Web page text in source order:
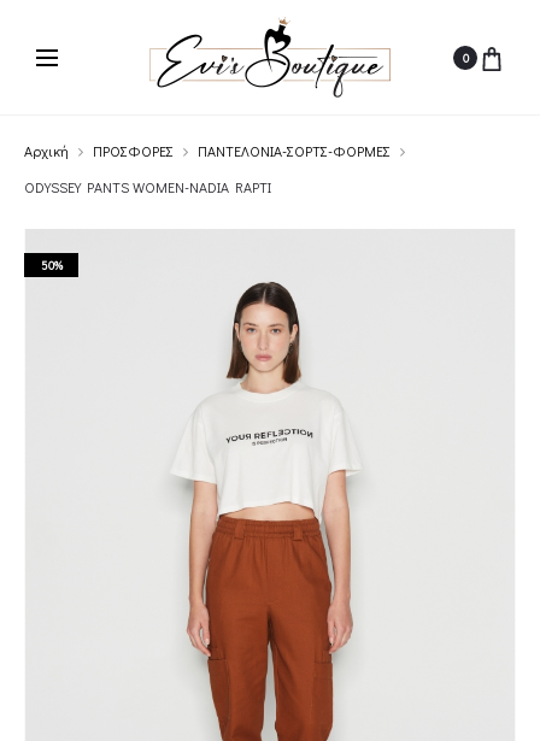
0
Αρχική ΠΡΟΣΦΟΡΕΣ
ΠΑΝΤΕΛΟΝΙΑ-ΣΟΡΤΣ-ΦΟΡΜΕΣ
ODYSSEY PANTS WOMEN-NADIA RAPTI
50%